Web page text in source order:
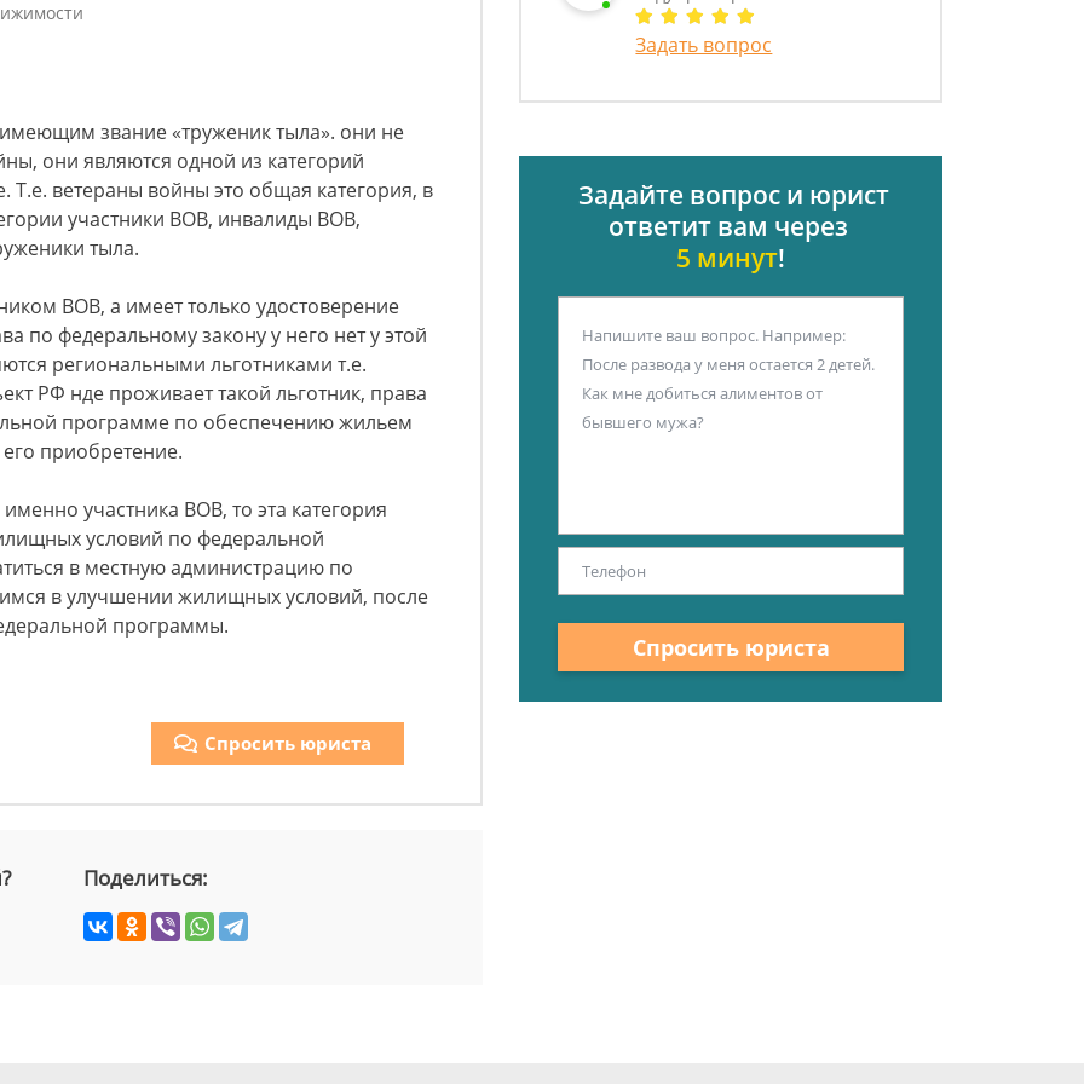
звание «труженик тыла». они не
они являются одной из категорий
Т.е. ветераны войны это общая категория, в
участники ВОВ, инвалиды ВОВ,
тыла.
ВОВ, а имеет только удостоверение
по федеральному закону у него нет у этой
региональными льготниками т.е.
РФ нде проживает такой льготник, права
программе по обеспечению жильем
приобретение.
участника ВОВ, то эта категория
условий по федеральной
в местную администрацию по
в улучшении жилищных условий, после
программы.
Спросить юриста
Поделиться:
Задать вопрос
Задайте вопрос и юрист
ответит вам через
5 минут!
Спросить юриста